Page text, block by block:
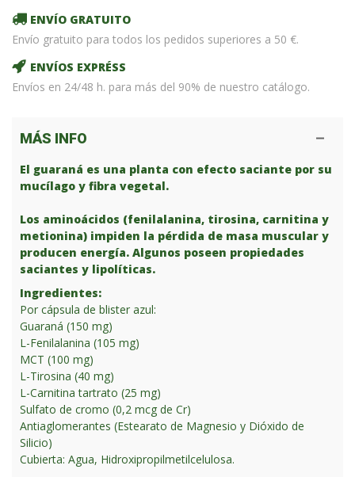
ENVÍO GRATUITO
Envío gratuito para todos los pedidos superiores a 50 €.
ENVÍOS EXPRÉSS
Envíos en 24/48 h. para más del 90% de nuestro catálogo.
MÁS INFO
El guaraná es una planta con efecto saciante por su
mucílago y fibra vegetal.
Los aminoácidos (fenilalanina, tirosina, carnitina y
metionina) impiden la pérdida de masa muscular y
producen energía. Algunos poseen propiedades
saciantes y lipolíticas.
Ingredientes:
Por cápsula de blister azul:
Guaraná (150 mg)
L-Fenilalanina (105 mg)
MCT (100 mg)
L-Tirosina (40 mg)
L-Carnitina tartrato (25 mg)
Sulfato de cromo (0,2 mcg de Cr)
Antiaglomerantes (Estearato de Magnesio y Dióxido de
Silicio)
Cubierta: Agua, Hidroxipropilmetilcelulosa.